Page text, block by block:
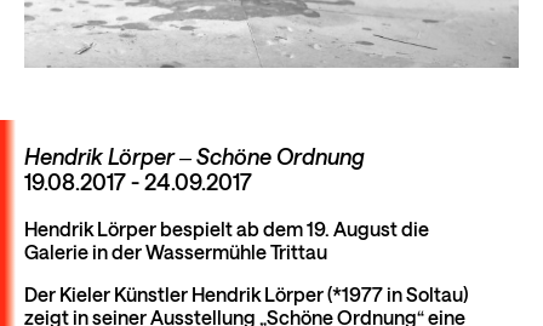
Hendrik Lörper ‒ Schöne Ordnung
19.08.2017 - 24.09.2017
Hendrik Lörper bespielt ab dem 19. August die
Galerie in der Wassermühle Trittau
Der Kieler Künstler Hendrik Lörper (*1977 in Soltau)
zeigt in seiner Ausstellung „Schöne Ordnung“ eine